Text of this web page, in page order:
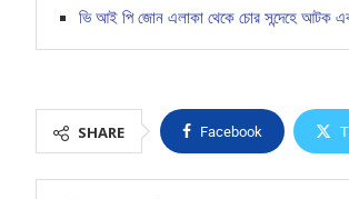
ভি আই পি জোন এলাকা থেকে চোর সন্দেহে আটক
SHARE Facebook